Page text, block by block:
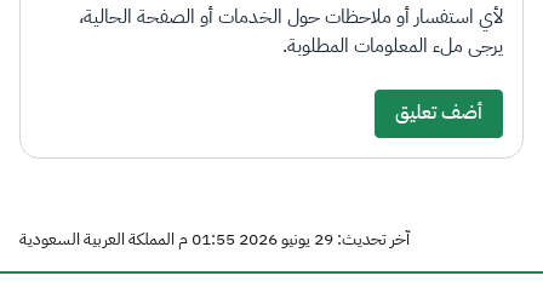
لأي استفسار أو ملاحظات حول الخدمات أو الصفحة الحالية،
يرجى ملء المعلومات المطلوبة.
أضف تعليق
آخر تحديث: 29 يونيو 2026 01:55 م المملكة العربية السعودية